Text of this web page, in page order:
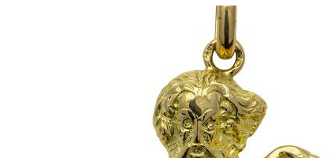
l'oreille et met en valeur les diamants qui y sont
sertis. Ce modèle peut également se faire pour
oreilles non percées. Ref : AS1209 Poids d'or
10,40 grammes Poids de diamants : 1,24 carat
Ces boucles ont été réalisées dans notre atelier
selon les méthodes traditionnelles de la
joaillerie. Or-Gemmes 127, rue du Temple 75003